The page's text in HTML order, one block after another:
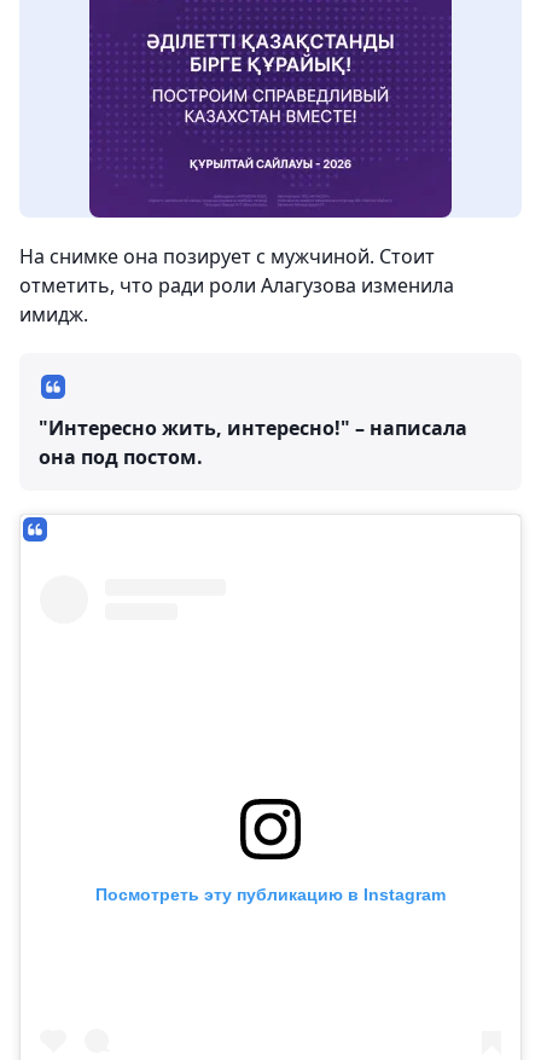
На снимке она позирует с мужчиной. Стоит
отметить, что ради роли Алагузова изменила
имидж.
"Интересно жить, интересно!" – написала
она под постом.
Посмотреть эту публикацию в Instagram